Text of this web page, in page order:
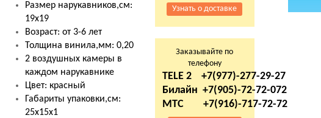
Размер нарукавников,см:
19х19
Возраст: от 3-6 лет
Толщина винила,мм: 0,20
2 воздушных камеры в
каждом нарукавнике
Цвет: красный
Габариты упаковки,см:
25х15х1
Узнать о доставке
Заказывайте по
телефону
TELE 2 +7(977)-277-29-27
Билайн +7(905)-72-72-072
МТС +7(916)-717-72-72